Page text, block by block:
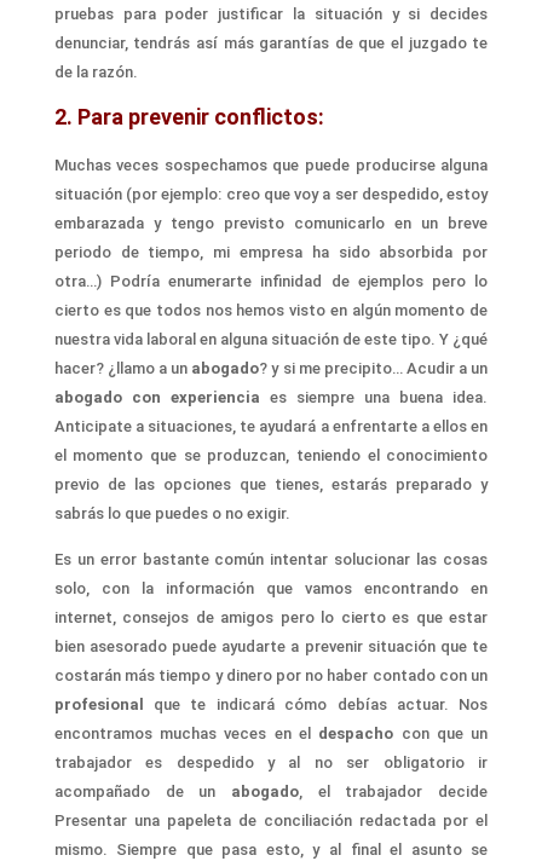
pruebas para poder justificar la situación y si decides
denunciar, tendrás así más garantías de que el juzgado te
de la razón.
2. Para prevenir conflictos:
Muchas veces sospechamos que puede producirse alguna
situación (por ejemplo: creo quevoy a ser despedido, estoy
embarazada y tengo previsto comunicarlo en un breve
periodo de tiempo, mi empresa ha sido absorbida por
otra…) Podría enumerarte infinidad de ejemplos pero lo
cierto es que todos nos hemos visto en algún momento de
nuestra vida laboral en alguna situación de este tipo. Y ¿qué
hacer? ¿llamo a un abogado? y si me precipito… Acudir a un
abogado con experiencia es siempre una buena idea.
Anticipate a situaciones, te ayudará a enfrentarte a ellos en
el momento que se produzcan, teniendo el conocimiento
previo de las opciones que tienes, estarás preparado y
sabrás lo que puedes o no exigir.
Es un error bastante común intentar solucionar las cosas
solo, con la información que vamos encontrando en
internet, consejos de amigos pero lo cierto es que estar
bien asesorado puede ayudarte a prevenir situación que te
costarán más tiempo y dinero por no haber contado con un
profesional
que te indicará cómo debías actuar. Nos
encontramos muchas veces en el despacho con que un
trabajador es despedido y al no ser obligatorio ir
acompañado de un abogado, el trabajador decide
Presentar una papeleta de conciliación redactada por el
mismo. Siempre que pasa esto, y al final el asunto se